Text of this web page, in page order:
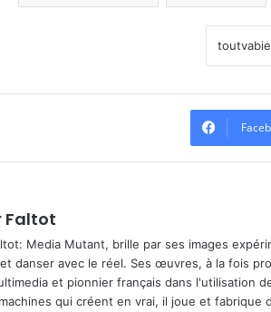
Faltot
Media Mutant, brille par ses images
danser avec le réel. Ses œuvres, à la fois
et pionnier français dans l'utilisation
qui créent en vrai, il joue et